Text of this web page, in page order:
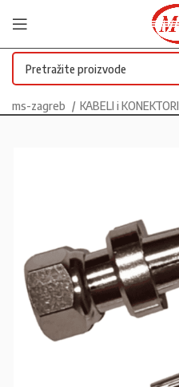
ms-zagreb KABELI i KONEKTORI